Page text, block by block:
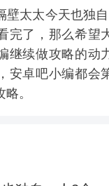
壁太太今天也独
完了，那么希望
继续做攻略的动
安卓吧小编都会
。